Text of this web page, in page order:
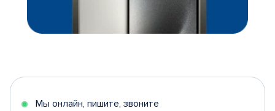
Мы онлайн, пишите, звоните